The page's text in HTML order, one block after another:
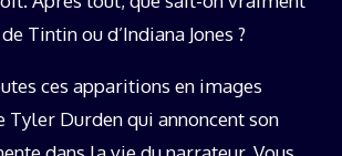
Tintin ou d’Indiana Jones ?
ces apparitions en images
Durden qui annoncent son